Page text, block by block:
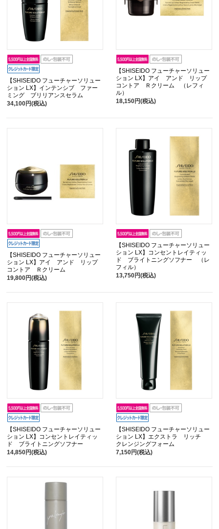
【SHISEIDO フューチャーソリュー
ション LX】インテンシブ ファー
ミング ブリリアンスセラム
34,100円(税込)
【SHISEIDO フューチャーソリュー
ション LX】アイ アンド リップ
コントア Ｒクリーム （レフィ
ル）
18,150円(税込)
【SHISEIDO フューチャーソリュー
ション LX】アイ アンド リップ
コントア Ｒクリーム
19,800円(税込)
【SHISEIDO フューチャーソリュー
ション LX】コンセントレイティッ
ド ブライトニングソフナー （レ
フィル）
13,750円(税込)
【SHISEIDO フューチャーソリュー
ション LX】コンセントレイティッ
ド ブライトニングソフナー
14,850円(税込)
【SHISEIDO フューチャーソリュー
ション LX】エクストラ リッチ
クレンジングフォーム
7,150円(税込)